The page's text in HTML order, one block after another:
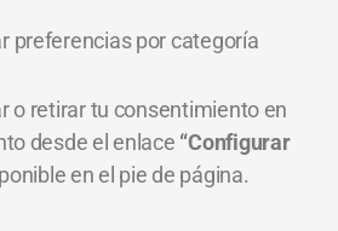
preferencias por categoría
o retirar tu consentimiento en
desde el enlace “Configurar
en el pie de página.